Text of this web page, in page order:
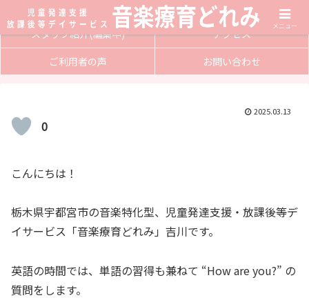
サービス内容
入会方法
スタッフ紹介(編集中)
アクセス
ご利用者の声
お問い合わせ
2025.03.13
0
こんにちは！
栃木県宇都宮市の音楽特化型、児童発達支援・放課後等デ
イサービス「音楽療育どれみ」吉川です。
英語の時間では、単語の習得も兼ねて “How are you?” の
質問をします。
メニュー